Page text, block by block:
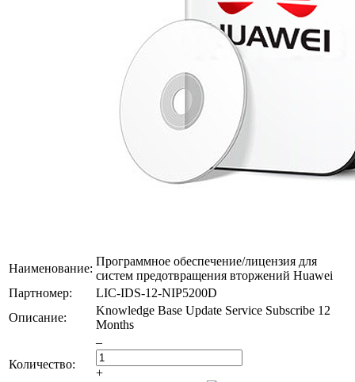
Наименование:
Программное обеспечение/лицензия для
систем предотвращения вторжений Huawei
Партномер:
LIC-IDS-12-NIP5200D
Описание:
Knowledge Base Update Service Subscribe 12
Months
Количество:
–
+